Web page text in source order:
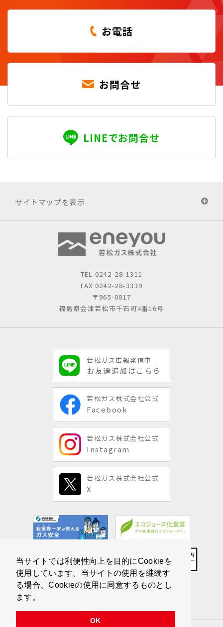
当サイトでは利便性向上を目的にCookieを
使用しています。当サイトの使用を継続す
る場合、Cookieの使用に同意するものとし
ます。
OK
お電話
お問合せ
LINEでお問合せ
サイトマップを表示
TEL 0242-28-1311
FAX 0242-28-3339
〒965-0817
福島県会津若松市千石町4番16号
若松ガス広報発信中
お友達追加はこちら
若松ガス株式会社公式
Facebook
若松ガス株式会社公式
Instagram
若松ガス株式会社公式
X